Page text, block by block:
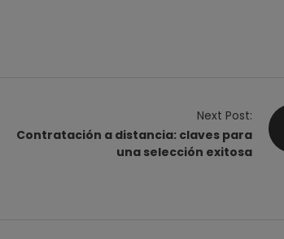
Next Post:
Contratación a distancia: claves para
una selección exitosa